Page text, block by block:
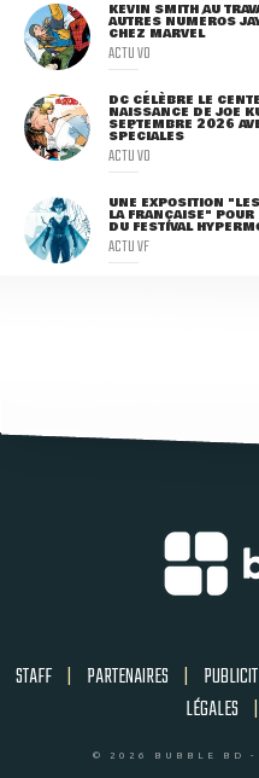
KEVIN SMITH AU
AUTRES NUMÉROS
CHEZ MARVEL
ACTU VO
DC CÉLÈBRE LE
NAISSANCE DE JOE
SEPTEMBRE 2026
SPÉCIALES
ACTU VO
UNE EXPOSITION
LA FRANÇAISE"
DU FESTIVAL
ACTU VF
STAFF | PARTENAIRES |
LÉGALES |
© 2026 BUBBLE BD -